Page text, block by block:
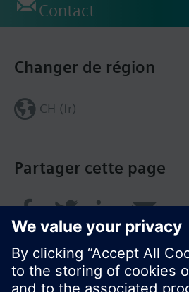
Contact
Partager cette page
Changer de région
CH (fr)